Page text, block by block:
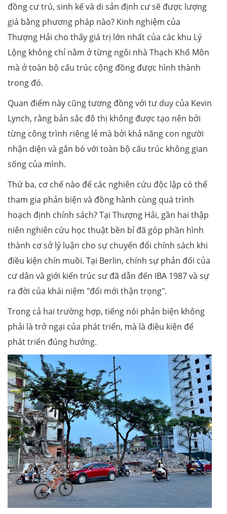
đồng cư trú, sinh kế và di sản định cư sẽ được lượng
giá bằng phương pháp nào? Kinh nghiệm của
Thượng Hải cho thấy giá trị lớn nhất của các khu Lý
Lộng không chỉ nằm ở từng ngôi nhà Thạch Khố Môn
mà ở toàn bộ cấu trúc cộng đồng được hình thành
trong đó.
Quan điểm này cũng tương đồng với tư duy của Kevin
Lynch, rằng bản sắc đô thị không được tạo nên bởi
từng công trình riêng lẻ mà bởi khả năng con người
nhận diện và gắn bó với toàn bộ cấu trúc không gian
sống của mình.
Thứ ba, cơ chế nào để các nghiên cứu độc lập có thể
tham gia phản biện và đồng hành cùng quá trình
hoạch định chính sách? Tại Thượng Hải, gần hai thập
niên nghiên cứu học thuật bền bỉ đã góp phần hình
thành cơ sở lý luận cho sự chuyển đổi chính sách khi
điều kiện chín muồi. Tại Berlin, chính sự phản đối của
cư dân và giới kiến trúc sư đã dẫn đến IBA 1987 và sự
ra đời của khái niệm "đổi mới thận trọng".
Trong cả hai trường hợp, tiếng nói phản biện không
phải là trở ngại của phát triển, mà là điều kiện để
phát triển đúng hướng.